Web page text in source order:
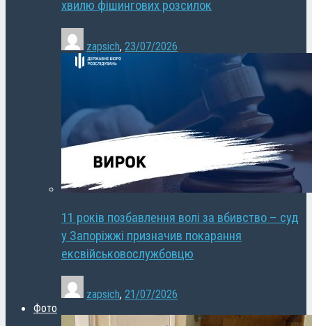
хвилю фішингових розсилок
zapsich, 23/07/2026
11 років позбавлення волі за вбивство – суд
у Запоріжжі призначив покарання
ексвійськовослужбовцю
zapsich, 21/07/2026
Фото